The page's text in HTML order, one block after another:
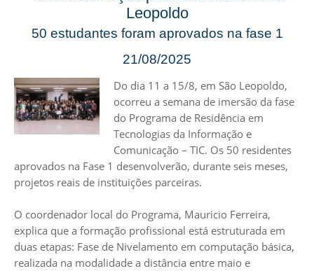
Leopoldo
50 estudantes foram aprovados na fase 1
21/08/2025
Do dia 11 a 15/8, em São Leopoldo,
ocorreu a semana de imersão da fase
do Programa de Residência em
Tecnologias da Informação e
Comunicação – TIC. Os 50 residentes
aprovados na Fase 1 desenvolverão, durante seis meses,
projetos reais de instituições parceiras.
O coordenador local do Programa, Mauricio Ferreira,
explica que a formação profissional está estruturada em
duas etapas: Fase de Nivelamento em computação básica,
realizada na modalidade a distância entre maio e